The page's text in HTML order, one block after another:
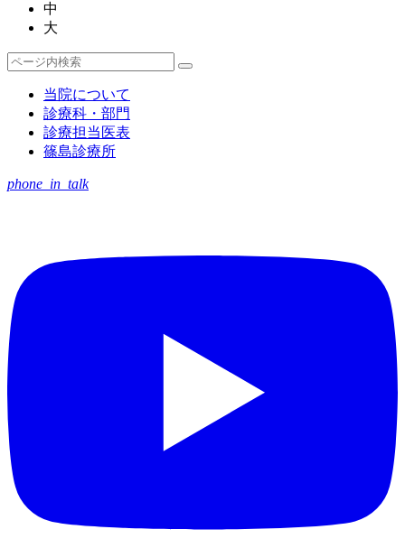
中
大
検
検
当院について
診療科・部門
診療担当医表
篠島診療所
phone_in_talk